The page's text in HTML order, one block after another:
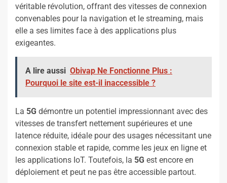
véritable révolution, offrant des vitesses de connexion
convenables pour la navigation et le streaming, mais
elle a ses limites face à des applications plus
exigeantes.
A lire aussi Obivap Ne Fonctionne Plus :
Pourquoi le site est-il inaccessible ?
La 5G démontre un potentiel impressionnant avec des
vitesses de transfert nettement supérieures et une
latence réduite, idéale pour des usages nécessitant une
connexion stable et rapide, comme les jeux en ligne et
les applications IoT. Toutefois, la 5G est encore en
déploiement et peut ne pas être accessible partout.